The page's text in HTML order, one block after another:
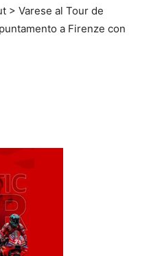
> Varese al Tour de
a Firenze con